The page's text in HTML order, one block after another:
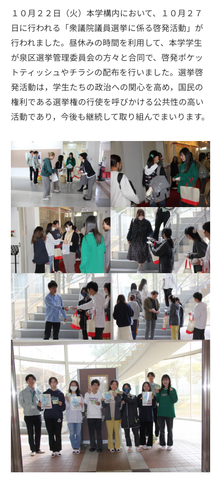
１０月２２日（火）本学構内において、１０月２７
日に行われる「衆議院議員選挙に係る啓発活動」が
行われました。昼休みの時間を利用して、本学学生
が泉区選挙管理委員会の方々と合同で、啓発ポケッ
トティッシュやチラシの配布を行いました。選挙啓
発活動は，学生たちの政治への関心を高め，国民の
権利である選挙権の行使を呼びかける公共性の高い
活動であり，今後も継続して取り組んでまいります。